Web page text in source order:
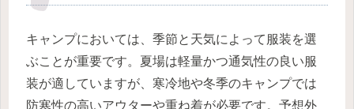
キャンプにおいては、季節と天気によって服装を選
ぶことが重要です。夏場は軽量かつ通気性の良い服
装が適していますが、寒冷地や冬季のキャンプでは
防寒性の高いアウターや重ね着が必要です。予想外